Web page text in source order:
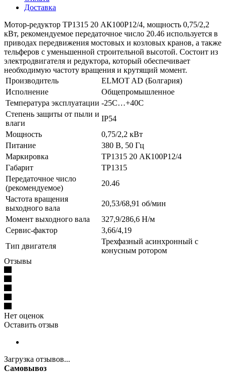
Доставка
Мотор-редуктор ТР1315 20 АК100P12/4, мощность 0,75/2,2
кВт, рекомендуемое передаточное число 20.46 используется в
приводах передвижения мостовых и козловых кранов, а также
тельферов с уменьшенной строительной высотой. Состоит из
электродвигателя и редуктора, который обеспечивает
необходимую частоту вращения и крутящий момент.
Производитель
ELMOT AD (Болгария)
Исполнение
Общепромышленное
Температура эксплуатации -25С…+40С
Степень защиты от пыли и
влаги
IP54
Мощность
0,75/2,2 кВт
Питание
380 В, 50 Гц
Маркировка
ТР1315 20 АК100P12/4
Габарит
ТР1315
Передаточное число
(рекомендуемое)
20.46
Частота вращения
выходного вала
20,53/68,91 об/мин
Момент выходного вала
327,9/286,6 Н/м
Сервис-фактор
3,66/4,19
Тип двигателя
Трехфазный асинхронный с
конусным ротором
Отзывы
Нет оценок
Оставить отзыв
Загрузка отзывов...
Самовывоз